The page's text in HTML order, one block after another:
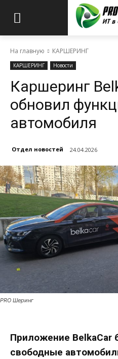
На главную КАРШЕРИНГ
КАРШЕРИНГ Новости
Каршеринг
обновил
автомобиля
Отдел новостей 24.04.2026
PRO Шеринг
Приложение BelkaCar
свободные